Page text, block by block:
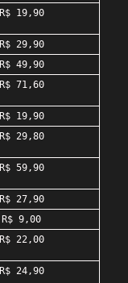
R$ 19,90
R$ 29,90
R$ 49,90
R$ 71,60
R$ 19,90
R$ 29,80
R$ 59,90
R$ 27,90
R$ 9,00
R$ 22,00
R$ 24,90